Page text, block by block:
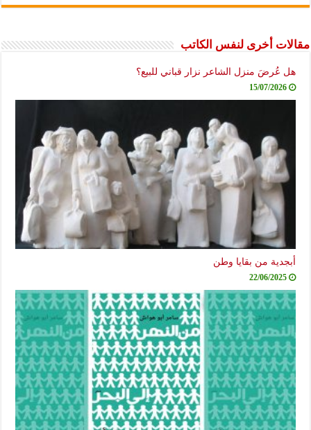
مقالات أخرى لنفس الكاتب
هل عُرضَ منزل الشاعر نزار قباني للبيع؟
15/07/2026
أبجدية من بقايا وطن
22/06/2025